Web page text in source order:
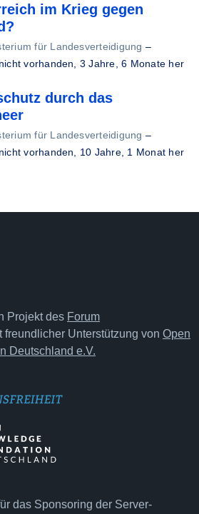
im Krieg gegen
für Landesverteidigung –
vorhanden, 3 Jahre, 6 Monate her
durch das
für Landesverteidigung –
vorhanden, 10 Jahre, 1 Monat her
Projekt des Forum
freundlicher Unterstützung von Open
Deutschland e.V.
das Sponsoring der Server-